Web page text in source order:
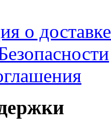
о доставке